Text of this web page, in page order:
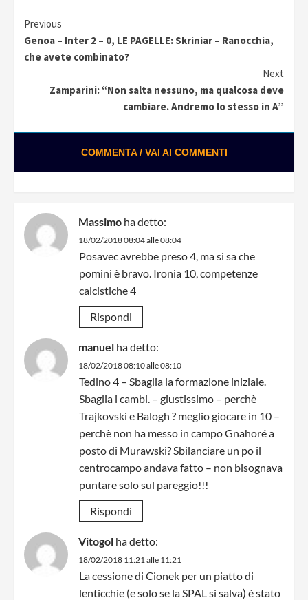
Continue
Reading
Previous
Genoa – Inter 2 – 0, LE PAGELLE: Skriniar – Ranocchia,
che avete combinato?
Next
Zamparini: “Non salta nessuno, ma qualcosa deve
cambiare. Andremo lo stesso in A”
COMMENTA / VAI AI COMMENTI
Massimo ha detto:
18/02/2018 08:04 alle 08:04
Posavec avrebbe preso 4, ma si sa che
pomini è bravo. Ironia 10, competenze
calcistiche 4
Rispondi
manuel ha detto:
18/02/2018 08:10 alle 08:10
Tedino 4 – Sbaglia la formazione iniziale.
Sbaglia i cambi. – giustissimo – perchè
Trajkovski e Balogh ? meglio giocare in 10 –
perchè non ha messo in campo Gnahoré a
posto di Murawski? Sbilanciare un po il
centrocampo andava fatto – non bisognava
puntare solo sul pareggio!!!
Rispondi
Vitogol ha detto:
18/02/2018 11:21 alle 11:21
La cessione di Cionek per un piatto di
lenticchie (e solo se la SPAL si salva) è stato